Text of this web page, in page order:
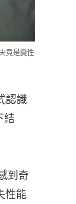
竟是變性
認識
結
到奇
性能